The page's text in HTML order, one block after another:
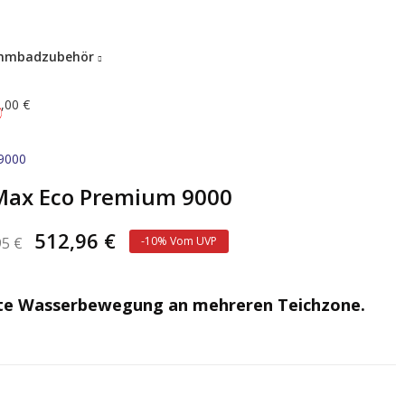
€
Eco Premium 9000
€ 512,96 € -10% Vom UVP
Wasserbewegung an mehreren Teichzone.